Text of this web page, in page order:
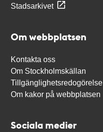
Stadsarkivet
Om webbplatsen
Kontakta oss
Om Stockholmskällan
Tillgänglighetsredogörelse
Om kakor på webbplatsen
Sociala medier